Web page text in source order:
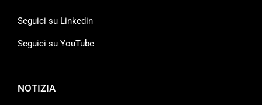
Seguici su Linkedin
Seguici su YouTube
NOTIZIA